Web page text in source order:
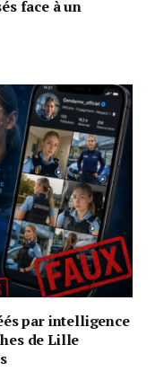
face à un
par intelligence
de Lille